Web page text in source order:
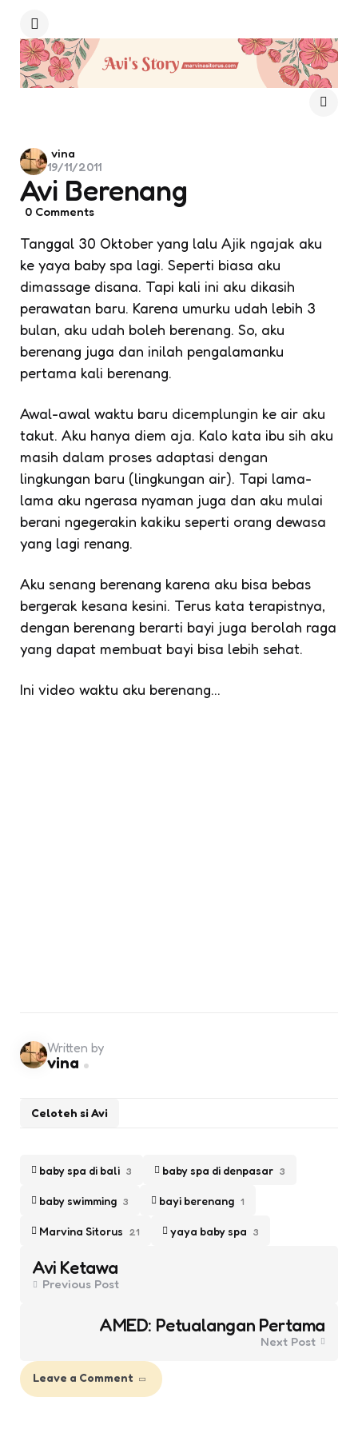
Menu
Avi Berenang
Posted
by
vina
19/11/2011
0 Comments
Tanggal 30 Oktober yang lalu Ajik ngajak aku
ke yaya baby spa lagi. Seperti biasa aku
dimassage disana. Tapi kali ini aku dikasih
perawatan baru. Karena umurku udah lebih 3
bulan, aku udah boleh berenang. So, aku
berenang juga dan inilah pengalamanku
pertama kali berenang.
Awal-awal waktu baru dicemplungin ke air aku
takut. Aku hanya diem aja. Kalo kata ibu sih aku
masih dalam proses adaptasi dengan
lingkungan baru (lingkungan air). Tapi lama-
lama aku ngerasa nyaman juga dan aku mulai
berani ngegerakin kakiku seperti orang dewasa
yang lagi renang.
Aku senang berenang karena aku bisa bebas
bergerak kesana kesini. Terus kata terapistnya,
dengan berenang berarti bayi juga berolah raga
yang dapat membuat bayi bisa lebih sehat.
Ini video waktu aku berenang…
baby spa di bali 3 baby spa di denpasar 3
baby swimming 3 bayi berenang 1
Marvina Sitorus 21 yaya baby spa 3
Celoteh si Avi
Written by
vina
Post
navigation
Avi Ketawa
Previous Post
AMED: Petualangan Pertama
Next Post
Leave a Comment